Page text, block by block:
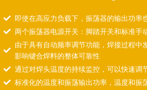
即使在高应力负载下，振荡器的输出功率
两个振荡器电源开关：脚踏开关和标准手
由于具有自动频率调节功能，焊接过程中
影响键合焊料的整体可靠性
通过对焊头温度的持续监控，可以快速调
标准化的温度和振荡输出功率，温度和振